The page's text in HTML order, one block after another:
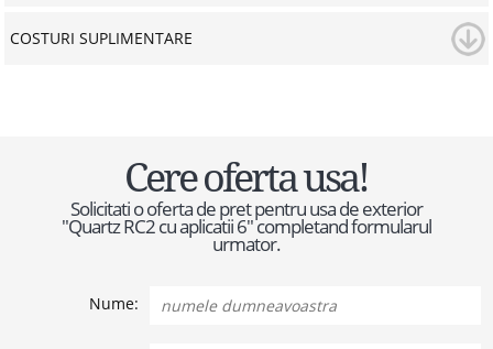
COSTURI SUPLIMENTARE
Cere oferta usa!
Solicitati o oferta de pret pentru usa de exterior
"Quartz RC2 cu aplicatii 6" completand formularul
urmator.
Nume: